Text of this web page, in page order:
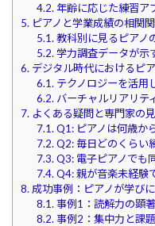
4.2. 年齢に応じた練習ア
5. ピアノと学業成績の相関
5.1. 教科別に見るピアノ
5.2. 学力調査データが示
6. デジタル時代におけるピ
6.1. テクノロジーを活用
6.2. バーチャルリアリテ
7. よくある疑問と専門家の
7.1. Q1: ピアノは何歳か
7.2. Q2: 毎日どのくらい
7.3. Q3: 電子ピアノでも
7.4. Q4: 親が音楽未経験
8. 成功事例：ピアノが学び
8.1. 事例1：読解力の顕
8.2. 事例2：集中力と課